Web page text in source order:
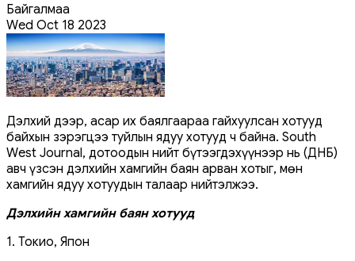
Байгалмаа
Wed Oct 18 2023
Дэлхий дээр, асар их баялгаараа гайхуулсан хотууд
байхын зэрэгцээ туйлын ядуу хотууд ч байна. South
West Journal, дотоодын нийт бүтээгдэхүүнээр нь (ДНБ)
авч үзсэн дэлхийн хамгийн баян арван хотыг, мөн
хамгийн ядуу хотуудын талаар нийтэлжээ.
Дэлхийн хамгийн баян хотууд
1. Токио, Япон